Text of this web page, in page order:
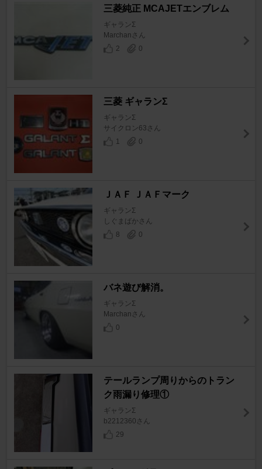
三菱純正 MCAJETエンブレム
ギャランΣ
Marchanさん
2
0
三菱 ギャランΣ
ギャランΣ
サイクロン63さん
1
0
ＪＡＦ ＪＡＦマーク
ギャランΣ
しぐまばかさん
8
0
バネ遊び解消。
ギャランΣ
Marchanさん
0
テールランプ周りからのトラン
ク雨漏り修理①
ギャランΣ
b2212360さん
29